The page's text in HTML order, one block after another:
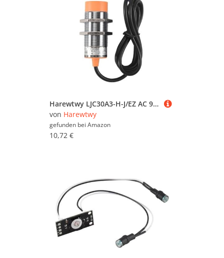
Harewtwy LJC30A3-H-J/EZ AC 90-250 V NO 2 Leiter Kapazitaet Proximity Sensor Schalter Detektor 0-20mm
von Harewtwy
gefunden bei Amazon
10,72 €